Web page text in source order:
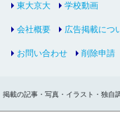
東大京大 学校動画
会社概要 広告掲載につ
お問い合わせ 削除申請
掲載の記事・写真・イラスト・独自